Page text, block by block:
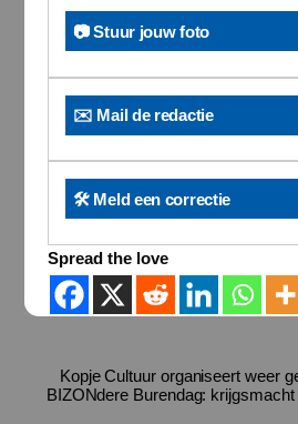
📷 Stuur jouw foto
✉️ Mail de redactie
🛠️ Meld een correctie
Spread the love
Kopje Cultuur organiseert weer
BIZONdere Burendag: